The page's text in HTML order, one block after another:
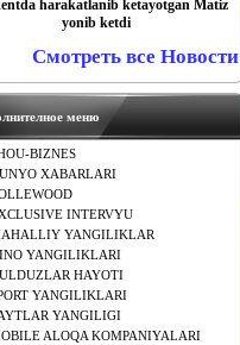
harakatlanib ketayotgan Matiz
yonib ketdi
Смотреть все Новости
меню
BIZNES
XABARLARI
INTERVYU
YANGILIKLAR
YANGILIKLARI
HAYOTI
YANGILIKLARI
YANGILIGI
ALOQA KOMPANIYALARI